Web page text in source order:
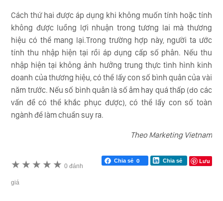
Cách thứ hai được áp dụng khi không muốn tính hoặc tính
không được luồng lợi nhuận trong tương lai mà thương
hiệu có thể mang lại.Trong trường hợp này, người ta ước
tính thu nhập hiện tại rồi áp dụng cấp số phân. Nếu thu
nhập hiện tại không ảnh hưởng trung thực tình hình kinh
doanh của thương hiệu, có thể lấy con số bình quân của vài
năm trước. Nếu số bình quân là số âm hay quá thấp (do các
vấn đề có thể khắc phục được), có thể lấy con số toàn
ngành để làm chuẩn suy ra.
Theo Marketing Vietnam
★ ★ ★ ★ ★ 0 đánh
giá
Chia sẻ 0 Chia sẻ Lưu